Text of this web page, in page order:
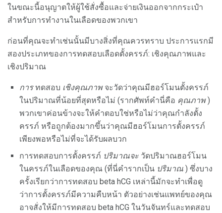
ในขณะนี้อนุญาตให้ผู้ใช้สั่งซื้อและจ่ายเงินออกจากกระเป๋า
สำหรับการทำงานในเลือดของพวกเขา
ก่อนที่คุณจะทำเช่นนั้นมีบางสิ่งที่คุณควรทราบ ประการแรกมี
สองประเภทของการทดสอบเลือดตั้งครรภ์: เชิงคุณภาพและ
เชิงปริมาณ
การทดสอบ เชิงคุณภาพจะวัดว่าคุณมีฮอร์โมนตั้งครรภ์
ในปริมาณที่น้อยที่สุดหรือไม่ (รากศัพท์คำนี่คือ คุณภาพ)
พวกเขาค่อนข้างจะให้คำตอบใช่หรือไม่ว่าคุณกำลังตั้ง
ครรภ์ หรือถูกต้องมากขึ้นว่าคุณมีฮอร์โมนการตั้งครรภ์
เพียงพอหรือไม่ที่จะได้รับผลบวก
การทดสอบการตั้งครรภ์ ปริมาณจะ วัดปริมาณฮอร์โมน
ในครรภ์ในเลือดของคุณ (ที่นี่คำรากเป็น ปริมาณ ) ซึ่งบาง
ครั้งเรียกว่าการทดสอบ beta hCG เหล่านี้มักจะทำเพื่อดู
ว่าการตั้งครรภ์มีความคืบหน้า ตัวอย่างเช่นแพทย์ของคุณ
อาจสั่งให้มีการทดสอบ beta hCG ในวันจันทร์และทดสอบ